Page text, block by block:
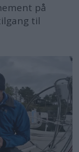
på
til